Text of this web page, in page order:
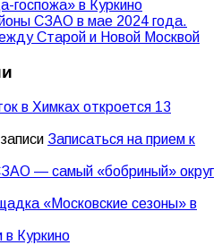
госпожа» в Куркино
СЗАО в мае 2024 года.
Старой и Новой Москвой
в Химках откроется 13
Записаться на прием к
— самый «бобриный» округ
«Московские сезоны» в
в Куркино